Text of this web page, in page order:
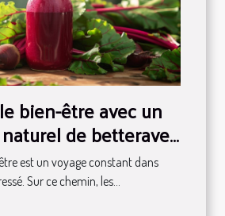
bien-être avec un
de betteraves
est un voyage constant dans
Sur ce chemin, les...